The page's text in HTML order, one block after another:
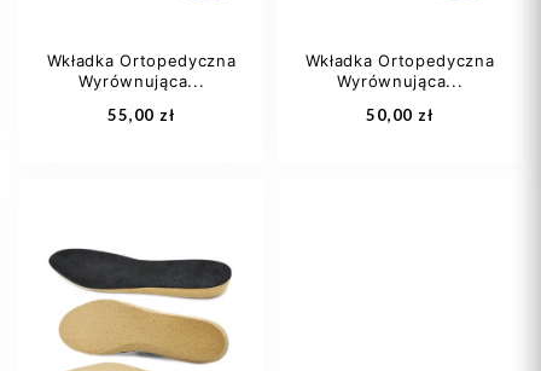
Dodaj do koszyka Dodaj do koszyka
Wkładka Ortopedyczna
Wyrównująca...
55,00 zł
35 36
37
38
39 +7
Wkładka Ortopedyczna
Wyrównująca...
50,00 zł